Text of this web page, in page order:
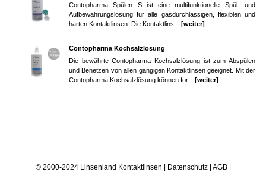
Contopharma Spülen S ist eine multifunktionelle Spül- und
Aufbewahrungslösung für alle gasdurchlässigen, flexiblen und
harten Kontaktlinsen. Die Kontaktlins... [weiter]
Contopharma Kochsalzlösung
Die bewährte Contopharma Kochsalzlösung ist zum Abspülen
und Benetzen von allen gängigen Kontaktlinsen geeignet. Mit der
Contopharma Kochsalzlösung können for... [weiter]
© 2000-2024 Linsenland Kontaktlinsen | Datenschutz| AGB|